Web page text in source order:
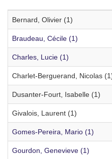
Bernard, Olivier (1)
Braudeau, Cécile (1)
Charles, Lucie (1)
Charlet-Berguerand, Nicolas
Dusanter-Fourt, Isabelle (1)
Givalois, Laurent (1)
Gomes-Pereira, Mario (1)
Gourdon, Genevieve (1)